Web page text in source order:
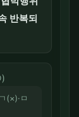
반복되
(×)·ㅁ